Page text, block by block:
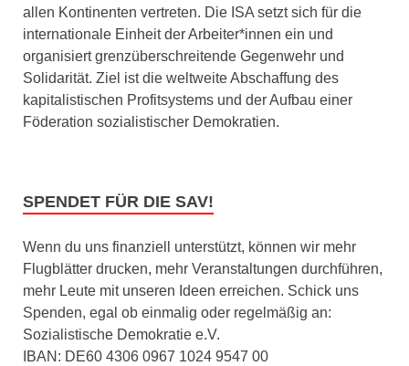
allen Kontinenten vertreten. Die ISA setzt sich für die
internationale Einheit der Arbeiter*innen ein und
organisiert grenzüberschreitende Gegenwehr und
Solidarität. Ziel ist die weltweite Abschaffung des
kapitalistischen Profitsystems und der Aufbau einer
Föderation sozialistischer Demokratien.
SPENDET FÜR DIE SAV!
Wenn du uns finanziell unterstützt, können wir mehr
Flugblätter drucken, mehr Veranstaltungen durchführen,
mehr Leute mit unseren Ideen erreichen. Schick uns
Spenden, egal ob einmalig oder regelmäßig an:
Sozialistische Demokratie e.V.
IBAN: DE60 4306 0967 1024 9547 00